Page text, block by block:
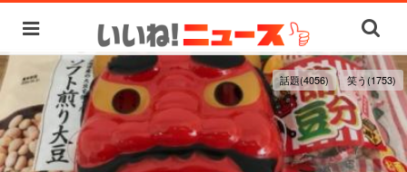
話題(4056) 笑う(1753)